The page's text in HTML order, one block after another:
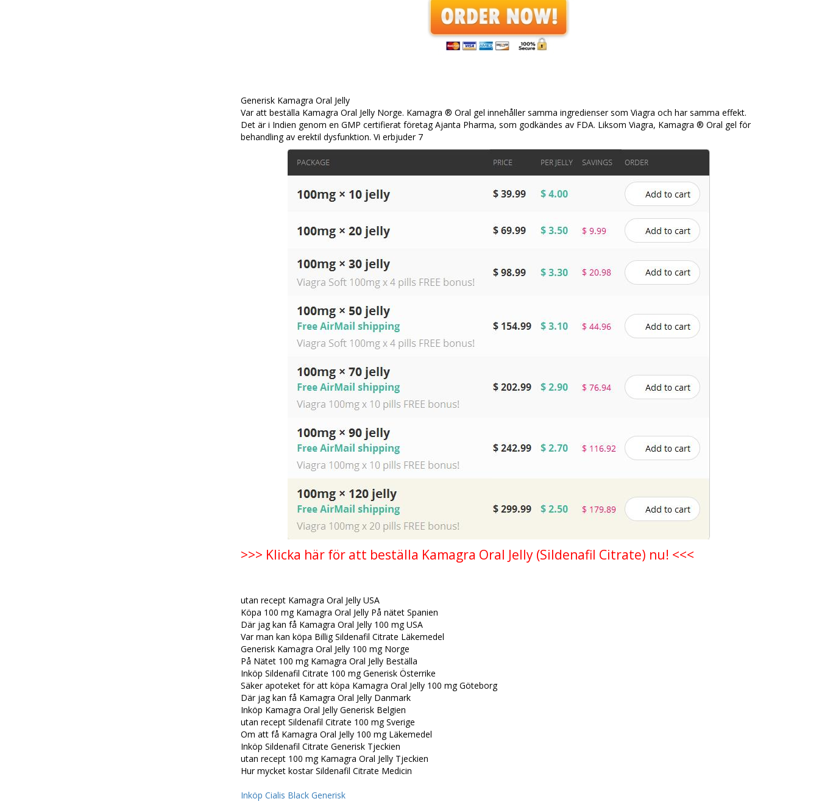
Generisk Kamagra Oral Jelly
Var att beställa Kamagra Oral Jelly Norge. Kamagra ® Oral gel innehåller samma ingredienser som Viagra och har samma effekt.
Det är i Indien genom en GMP certifierat företag Ajanta Pharma, som godkändes av FDA. Liksom Viagra, Kamagra ® Oral gel för
behandling av erektil dysfunktion. Vi erbjuder 7
>>> Klicka här för att beställa Kamagra Oral Jelly (Sildenafil Citrate) nu! <<<
utan recept Kamagra Oral Jelly USA
Köpa 100 mg Kamagra Oral Jelly På nätet Spanien
Där jag kan få Kamagra Oral Jelly 100 mg USA
Var man kan köpa Billig Sildenafil Citrate Läkemedel
Generisk Kamagra Oral Jelly 100 mg Norge
På Nätet 100 mg Kamagra Oral Jelly Beställa
Inköp Sildenafil Citrate 100 mg Generisk Österrike
Säker apoteket för att köpa Kamagra Oral Jelly 100 mg Göteborg
Där jag kan få Kamagra Oral Jelly Danmark
Inköp Kamagra Oral Jelly Generisk Belgien
utan recept Sildenafil Citrate 100 mg Sverige
Om att få Kamagra Oral Jelly 100 mg Läkemedel
Inköp Sildenafil Citrate Generisk Tjeckien
utan recept 100 mg Kamagra Oral Jelly Tjeckien
Hur mycket kostar Sildenafil Citrate Medicin
Inköp Cialis Black Generisk